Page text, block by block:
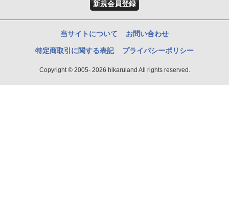
新規会員登録
当サイトについて お問い合わせ
特定商取引に関する表記 プライバシーポリシー
Copyright © 2005- 2026 hikaruland All rights reserved.